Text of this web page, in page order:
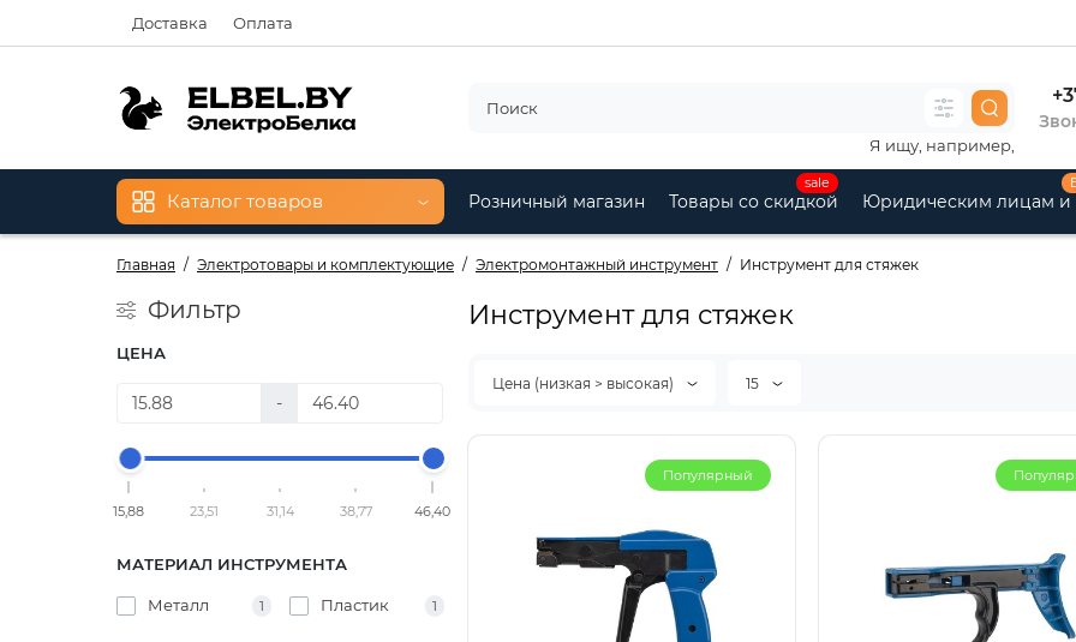
Доставка Оплата
Я ищу, например,
Каталог товаров Розничный магазин
sale
Товары со скидкой Юридическим лицам
Главная Электротовары и комплектующие Электромонтажный инструмент Инструмент для стяжек
Фильтр
ЦЕНА
-
15,88 23,51 31,14 38,77 46,40
МАТЕРИАЛ ИНСТРУМЕНТА
Металл 1 Пластик 1
Инструмент для стяжек
Цена (низкая > высокая) 15
Популярный